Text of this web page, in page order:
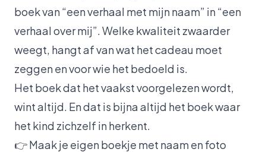
boek van “een verhaal met mijn naam” in “een
verhaal over mij”. Welke kwaliteit zwaarder
weegt, hangt af van wat het cadeau moet
zeggen en voor wie het bedoeld is.
Het boek dat het vaakst voorgelezen wordt,
wint altijd. En dat is bijna altijd het boek waar
het kind zichzelf in herkent.
👉Maak je eigen boekje met naam en foto